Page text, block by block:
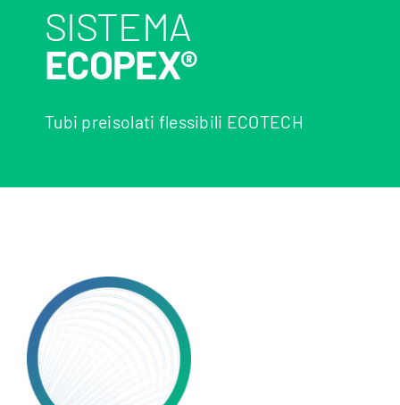
SISTEMA
ECOPEX®
Tubi preisolati flessibili ECOTECH